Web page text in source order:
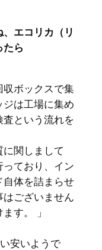
エコリカ（リ
たら
収ボックスで集
は工場に集め
査という流れを
関しまして
ており、イン
自体を詰まらせ
ございません
す。 」
安いようで